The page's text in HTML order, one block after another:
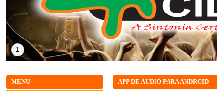
1
MENU
APP DE ÁUDIO PARA ANDROID